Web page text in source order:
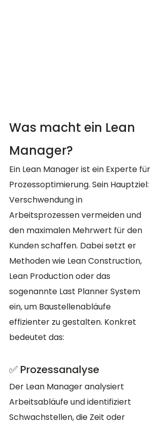
Was macht ein Lean
Manager?
Ein Lean Manager ist ein Experte für
Prozessoptimierung. Sein Hauptziel:
Verschwendung in
Arbeitsprozessen vermeiden und
den maximalen Mehrwert für den
Kunden schaffen. Dabei setzt er
Methoden wie Lean Construction,
Lean Production oder das
sogenannte Last Planner System
ein, um Baustellenabläufe
effizienter zu gestalten. Konkret
bedeutet das:
✅ Prozessanalyse
Der Lean Manager analysiert
Arbeitsabläufe und identifiziert
Schwachstellen, die Zeit oder